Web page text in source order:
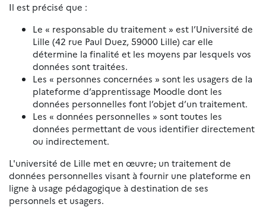
Il est précisé que :
Le « responsable du traitement » est l’Université de
Lille (42 rue Paul Duez, 59000 Lille) car elle
détermine la finalité et les moyens par lesquels vos
données sont traitées.
Les « personnes concernées » sont les usagers de la
plateforme d’apprentissage Moodle dont les
données personnelles font l’objet d’un traitement.
Les « données personnelles » sont toutes les
données permettant de vous identifier directement
ou indirectement.
L'université de Lille met en œuvre, un traitement de
données personnelles visant à fournir une plateforme en
ligne à usage pédagogique à destination de ses
personnels et usagers.